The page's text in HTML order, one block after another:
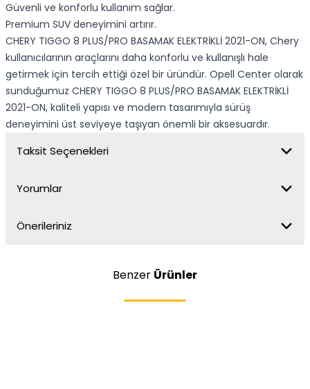
Güvenli ve konforlu kullanım sağlar.
Premium SUV deneyimini artırır.
CHERY TIGGO 8 PLUS/PRO BASAMAK ELEKTRİKLİ 2021-ON, Chery
kullanıcılarının araçlarını daha konforlu ve kullanışlı hale
getirmek için tercih ettiği özel bir üründür. Opell Center olarak
sunduğumuz CHERY TIGGO 8 PLUS/PRO BASAMAK ELEKTRİKLİ
2021-ON, kaliteli yapısı ve modern tasarımıyla sürüş
deneyimini üst seviyeye taşıyan önemli bir aksesuardır.
Taksit Seçenekleri
Yorumlar
Önerileriniz
Benzer Ürünler